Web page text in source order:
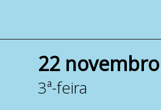
22 novembro
3ª-feira